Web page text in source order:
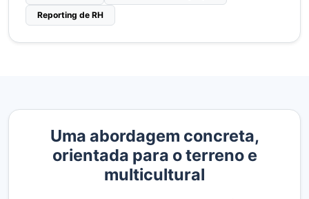
Reporting de RH
Uma abordagem concreta,
orientada para o terreno e
multicultural